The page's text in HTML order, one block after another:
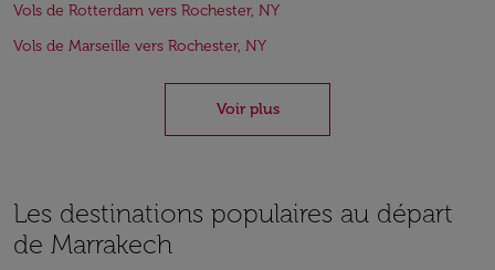
Vols de Rotterdam vers Rochester, NY
Vols de Marseille vers Rochester, NY
Voir plus
Les destinations populaires au départ
de Marrakech